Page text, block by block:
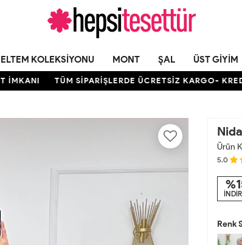
KOLEKSIYONU MONT ŞAL ÜST GIYIM
TÜM SİPARİŞLERDE ÜCRETSİZ KARGO- KREDİ
Ürün
5.0
Renk